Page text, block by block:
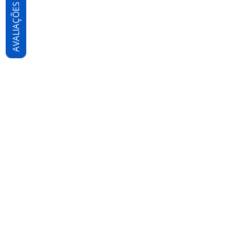
AVALIAÇÕES